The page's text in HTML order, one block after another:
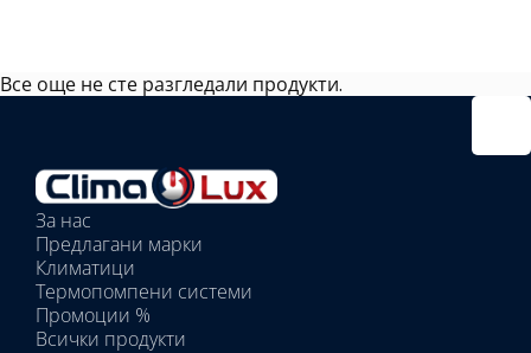
Все още не сте разгледали продукти.
Избрани
вътрешни
тела:
Избрано
тяло:
За нас
Предлагани марки
Климатици
Термопомпени системи
Промоции %
Всички продукти